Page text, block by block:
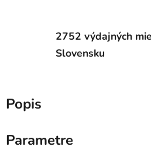
2752 výdajných
Slovensku
Popis
Parametre